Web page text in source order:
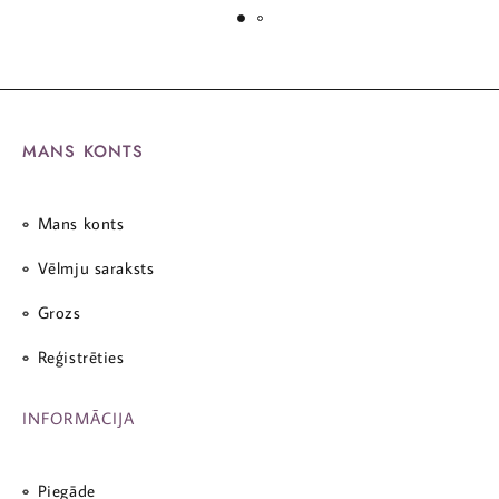
MANS KONTS
Mans konts
Vēlmju saraksts
Grozs
Reģistrēties
INFORMĀCIJA
Piegāde